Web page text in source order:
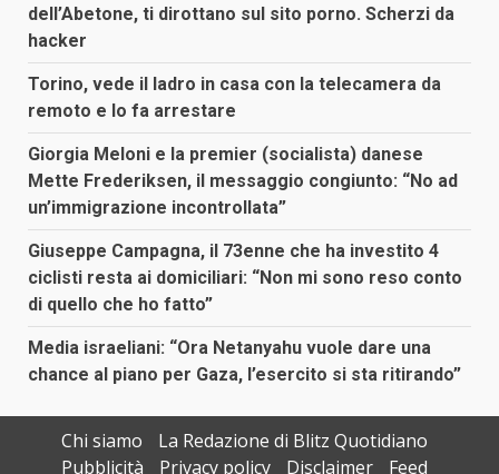
dell’Abetone, ti dirottano sul sito porno. Scherzi da
hacker
Torino, vede il ladro in casa con la telecamera da
remoto e lo fa arrestare
Giorgia Meloni e la premier (socialista) danese
Mette Frederiksen, il messaggio congiunto: “No ad
un’immigrazione incontrollata”
Giuseppe Campagna, il 73enne che ha investito 4
ciclisti resta ai domiciliari: “Non mi sono reso conto
di quello che ho fatto”
Media israeliani: “Ora Netanyahu vuole dare una
chance al piano per Gaza, l’esercito si sta ritirando”
Chi siamo
La Redazione di Blitz Quotidiano
Pubblicità
Privacy policy Disclaimer Feed